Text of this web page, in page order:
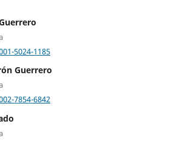
5024-1185
Guerrero
7854-6842